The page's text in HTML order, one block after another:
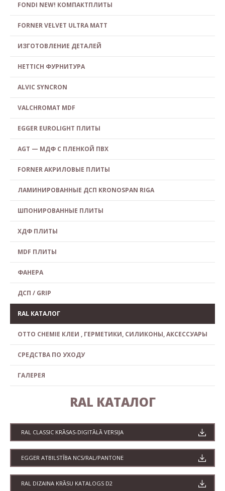
FONDI NEW! КОМПАКТПЛИТЫ
FORNER VELVET ULTRA MATT
ИЗГОТОВЛЕНИЕ ДЕТАЛЕЙ
HETTICH ФУРНИТУРА
ALVIC SYNCRON
VALCHROMAT MDF
EGGER EUROLIGHT ПЛИТЫ
AGT — МДФ С ПЛЕНКОЙ ПВХ
FORNER АКРИЛОВЫЕ ПЛИТЫ
ЛАМИНИРОВАННЫЕ ДСП KRONOSPAN RIGA
ШПОНИРОВАННЫЕ ПЛИТЫ
ХДФ ПЛИТЫ
MDF ПЛИТЫ
ФАНЕРА
ДСП / GRIP
RAL КАТАЛОГ
OTTO CHEMIE КЛЕИ , ГЕРМЕТИКИ, СИЛИКОНЫ, АКСЕССУАРЫ
СРЕДСТВА ПО УХОДУ
ГАЛЕРЕЯ
RAL КАТАЛОГ
RAL CLASSIC KRĀSAS-DIGITĀLĀ VERSIJA
EGGER ATBILSTĪBA NCS/RAL/PANTONE
RAL DIZAINA KRĀSU KATALOGS D2